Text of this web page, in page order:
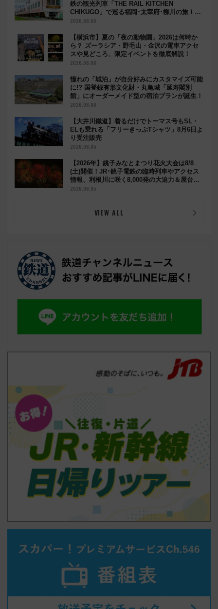
鉄の観光列車「THE RAIL KITCHEN
CHIKUGO」で巡る福岡･太宰府･柳川の旅！
YouTubeが公開に
2026.08.06
【横浜市】夏の「夜の動物園」2026は何時か
ら？ ズーラシア・野毛山・金沢の電車アクセ
スや見どころ、限定イベントを徹底解説！
2026.08.06
憧れの「城泊」が自分好みにカスタマイズ可能
に!? 国登録有形文化財・丸亀城「延寿閣別
館」にオーダーメイド型の宿泊プランが誕生！
2026.08.06
【大井川鐵道】着るだけでトーマス号もSL・
ELも乗れる「フリーきっぷTシャツ」8月6日よ
り受注販売
2026.08.05
【2026年】銚子みなとまつり花火大会は8/8
(土)開催！JR･銚子電鉄の臨時列車やアクセス
情報、利根川に咲く8,000発の大迫力＆屋台を
満喫
2026.08.05
VIEW ALL